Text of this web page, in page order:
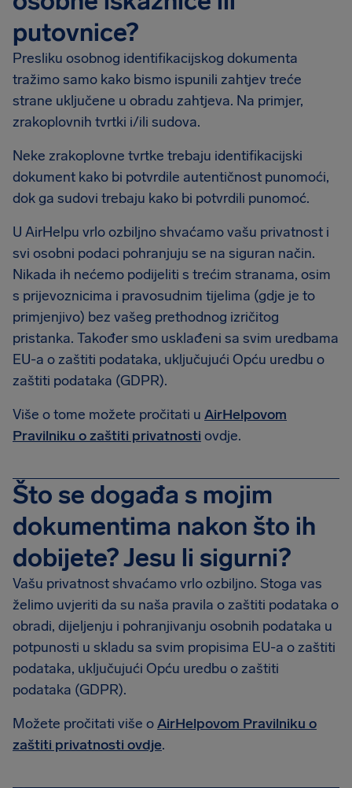
putovnice?
Presliku osobnog identifikacijskog dokumenta
tražimo samo kako bismo ispunili zahtjev treće
strane uključene u obradu zahtjeva. Na primjer,
zrakoplovnih tvrtki i/ili sudova.
Neke zrakoplovne tvrtke trebaju identifikacijski
dokument kako bi potvrdile autentičnost punomoći,
dok ga sudovi trebaju kako bi potvrdili punomoć.
U AirHelpu vrlo ozbiljno shvaćamo vašu privatnost i
svi osobni podaci pohranjuju se na siguran način.
Nikada ih nećemo podijeliti s trećim stranama, osim
s prijevoznicima i pravosudnim tijelima (gdje je to
primjenjivo) bez vašeg prethodnog izričitog
pristanka. Također smo usklađeni sa svim uredbama
EU-a o zaštiti podataka, uključujući Opću uredbu o
zaštiti podataka (GDPR).
Više o tome možete pročitati u AirHelpovom
Pravilniku o zaštiti privatnosti ovdje.
Što se događa s mojim
dokumentima nakon što ih
dobijete? Jesu li sigurni?
Vašu privatnost shvaćamo vrlo ozbiljno. Stoga vas
želimo uvjeriti da su naša pravila o zaštiti podataka o
obradi, dijeljenju i pohranjivanju osobnih podataka u
potpunosti u skladu sa svim propisima EU-a o zaštiti
podataka, uključujući Opću uredbu o zaštiti
podataka (GDPR).
Možete pročitati više oAirHelpovom Pravilniku o
zaštiti privatnosti ovdje.